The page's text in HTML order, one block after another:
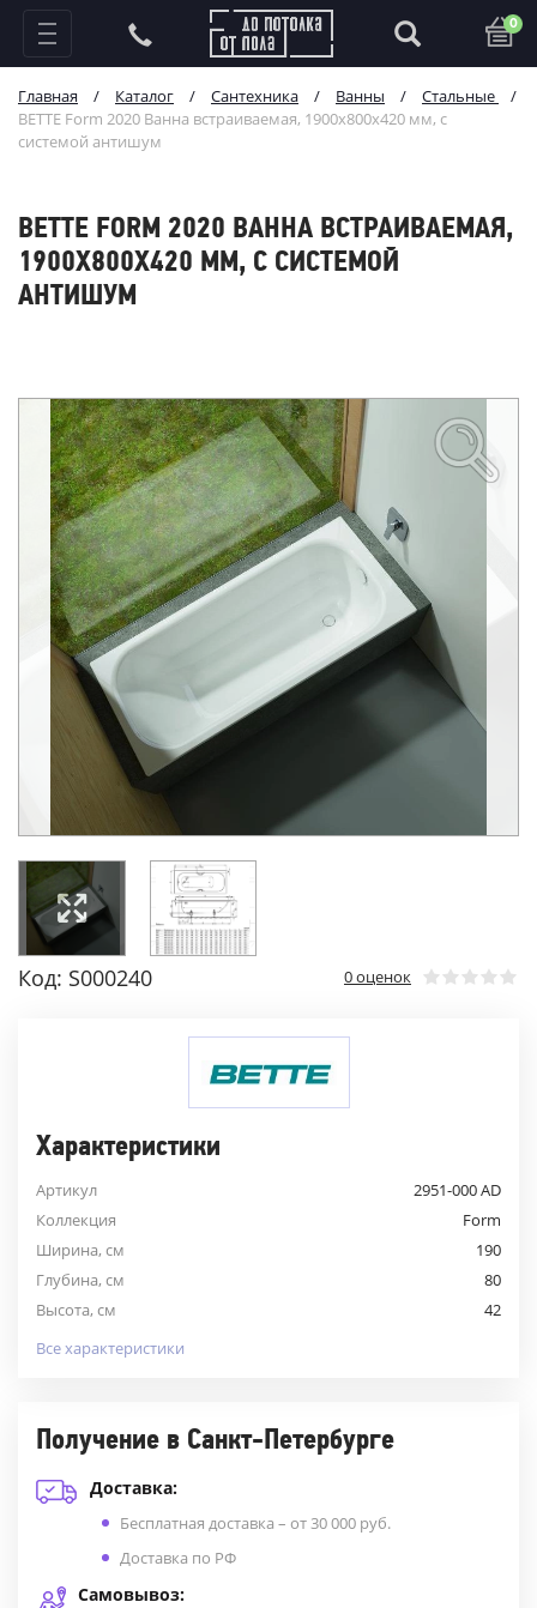
0
Главная / Каталог / Сантехника / Ванны / Стальные
/
BETTE Form 2020 Ванна встраиваемая, 1900х800х420 мм, с
системой антишум
BETTE FORM 2020 ВАННА ВСТРАИВАЕМАЯ,
1900Х800Х420 ММ, С СИСТЕМОЙ
АНТИШУМ
Код: S000240 0 оценок
Характеристики
Артикул
2951-000 AD
Коллекция
Form
Ширина, см
190
Глубина, см
80
Высота, см
42
Все характеристики
Получение в Санкт-Петербурге
Доставка:
Бесплатная доставка – от 30 000 руб.
Доставка по РФ
Самовывоз: